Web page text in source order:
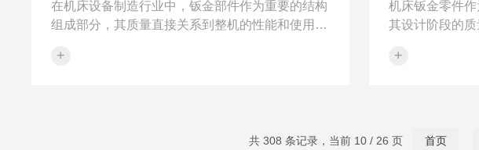
在机床设备制造行业中，钣金部件作为重要的结构
组成部分，其质量直接关系到整机的性能和使用寿
采用科学的检测方法显得尤为重要。本文将从质量
否符合设计要求，包括材质、厚度、抗拉强度、屈
+
机床钣金零件作
其设计阶段的
虑多个关键因
负荷等，并根
+
共 308 条记录，当前 10 / 26 页 首页